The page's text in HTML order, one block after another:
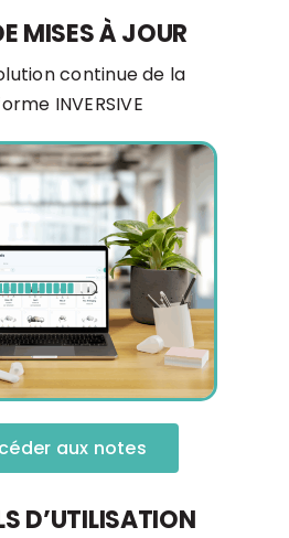
MISES À JOUR
continue de la
INVERSIVE
aux notes
D’UTILISATION